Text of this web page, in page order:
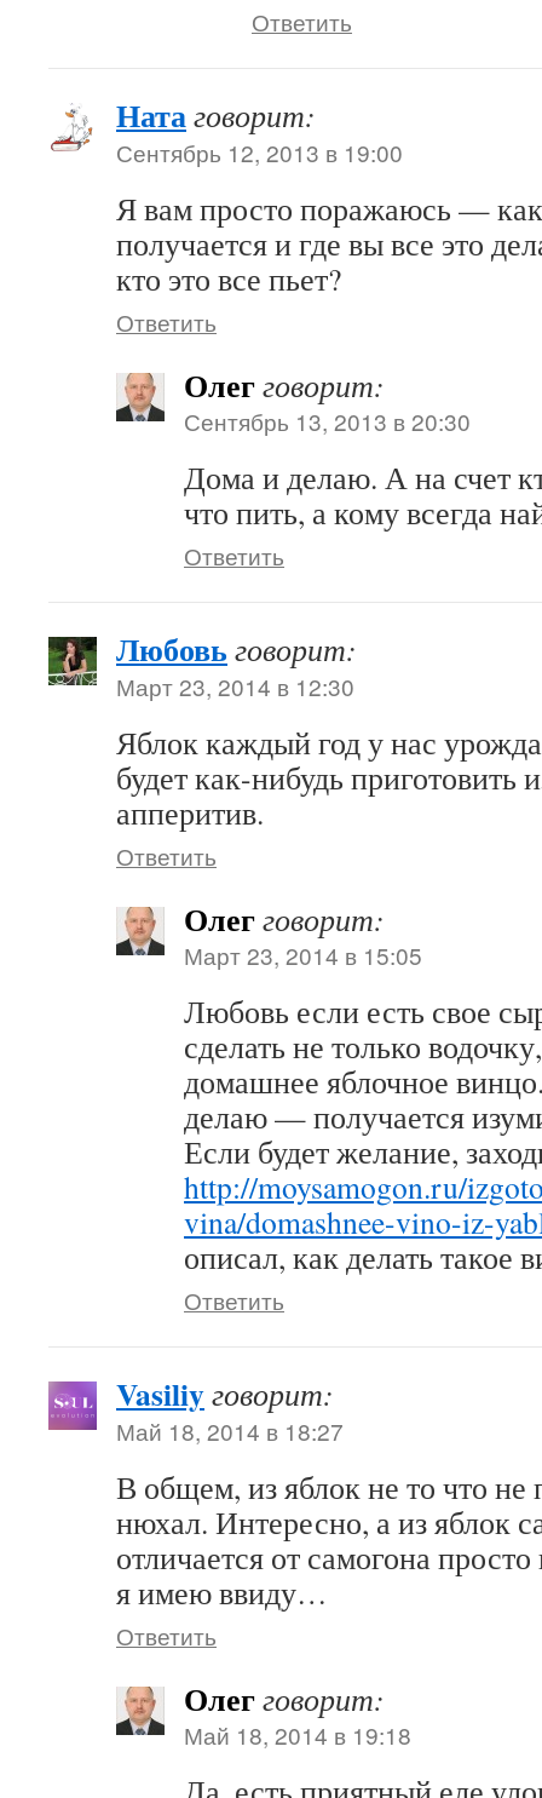
Ответить
Натаговорит:
Сентябрь 12, 2013 в 19:00
Я вам просто поражаюсь — как
получается и где вы все это
кто это все пьет?
Ответить
Олегговорит:
Сентябрь 13, 2013 в 20:30
Дома и делаю. А на счет
что пить, а кому всегда
Ответить
Любовь говорит:
Март 23, 2014 в 12:30
Яблок каждый год у нас
будет как-нибудь приготовить
апперитив.
Ответить
Олегговорит:
Март 23, 2014 в 15:05
Любовь если есть свое
сделать не только
домашнее яблочное
делаю — получается
Если будет желание,
http://moysamogon.ru/
vina/domashnee-vino-iz-
описал, как делать такое
Ответить
Vasiliyговорит:
Май 18, 2014 в 18:27
В общем, из яблок не то что не
нюхал. Интересно, а из яблок
отличается от самогона
я имею ввиду…
Ответить
Олегговорит:
Май 18, 2014 в 19:18